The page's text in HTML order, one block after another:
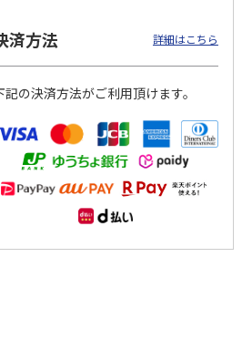
済方法 詳細はこちら
記の決済方法がご利用頂けます。